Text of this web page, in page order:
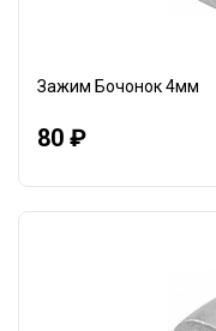
Зажим Бочонок 4мм
80 ₽